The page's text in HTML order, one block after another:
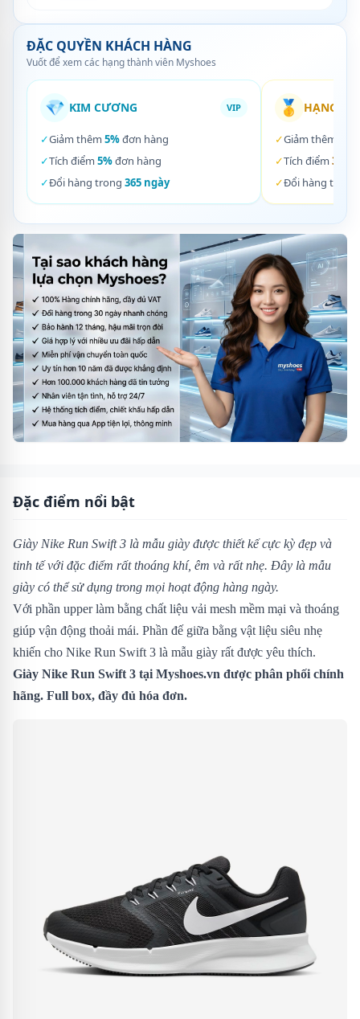
ĐẶC QUYỀN KHÁCH HÀNG
Vuốt để xem các hạng thành viên Myshoes
💎 KIM CƯƠNG VIP
✓Giảm thêm 5%đơn hàng
✓Tích điểm 5%đơn hàng
✓Đổi hàng trong 365 ngày
🥇 HẠNG
✓Giảm thêm
✓Tích điểm 3%
✓Đổi hàng trong
Đặc điểm nổi bật
Giày Nike Run Swift 3 là mẫu giày được thiết kế cực kỳ đẹp và
tinh tế với đặc điểm rất thoáng khí, êm và rất nhẹ. Đây là mẫu
giày có thể sử dụng trong mọi hoạt động hàng ngày.
Với phần upper làm bằng chất liệu vải mesh mềm mại và thoáng
giúp vận động thoải mái. Phần đế giữa bằng vật liệu siêu nhẹ
khiến cho Nike Run Swift 3 là mẫu giày rất được yêu thích.
Giày Nike Run Swift 3 tại Myshoes.vn được phân phối chính
hãng. Full box, đầy đủ hóa đơn.